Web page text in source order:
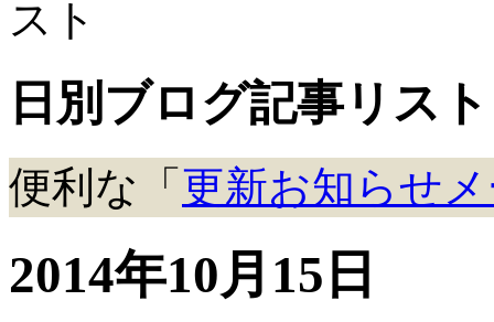
スト
日別ブログ記事リスト
便利な「 更新お知らせ
2014年10月15日